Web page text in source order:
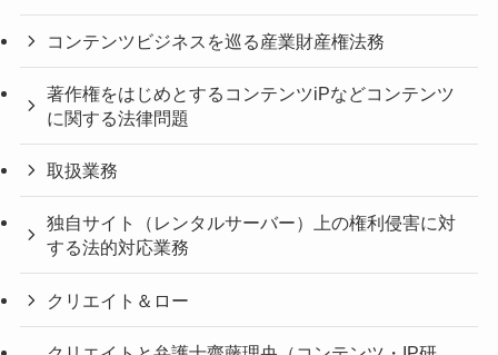
コンテンツビジネスを巡る産業財産権法務
著作権をはじめとするコンテンツiPなどコンテンツ
に関する法律問題
取扱業務
独自サイト（レンタルサーバー）上の権利侵害に対
する法的対応業務
クリエイト＆ロー